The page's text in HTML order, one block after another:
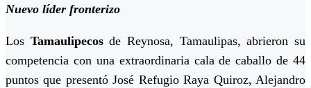
Nuevo líder fronterizo
Los Tamaulipecosde Reynosa, Tamaulipas, abrieron su
competencia con una extraordinaria cala de caballo de 44
puntos que presentó José Refugio Raya Quiroz, Alejandro